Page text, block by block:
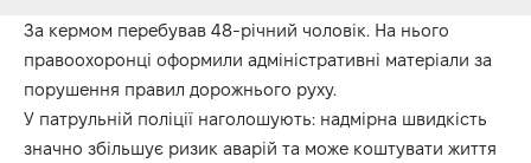
За кермом перебував 48-річний чоловік. На нього
правоохоронці оформили адміністративні матеріали за
порушення правил дорожнього руху.
У патрульній поліції наголошують: надмірна швидкість
значно збільшує ризик аварій та може коштувати життя